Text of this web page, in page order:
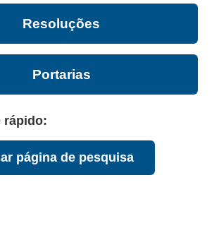
Resoluções
Portarias
rápido:
página de pesquisa